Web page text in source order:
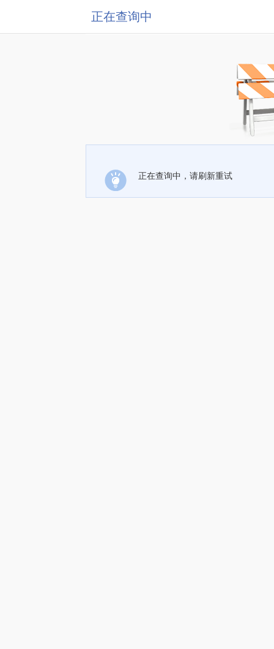
正在查询中
正在查询中，请刷新重试